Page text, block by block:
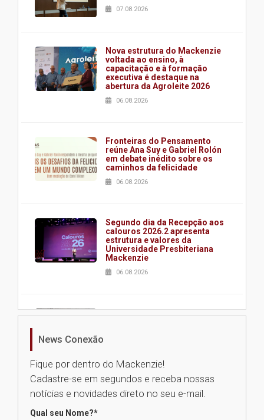
07.08.2026
Nova estrutura do Mackenzie
voltada ao ensino, à
capacitação e à formação
executiva é destaque na
abertura da Agroleite 2026
06.08.2026
Fronteiras do Pensamento
reúne Ana Suy e Gabriel Rolón
em debate inédito sobre os
caminhos da felicidade
06.08.2026
Segundo dia da Recepção aos
calouros 2026.2 apresenta
estrutura e valores da
Universidade Presbiteriana
Mackenzie
06.08.2026
Nova apresentação do Centro
Universidade Mackenzie
realizará nova edição da Feira
News Conexão
Fique por dentro do Mackenzie!
Cadastre-se em segundos e receba nossas
notícias e novidades direto no seu e-mail.
Qual seu Nome?*